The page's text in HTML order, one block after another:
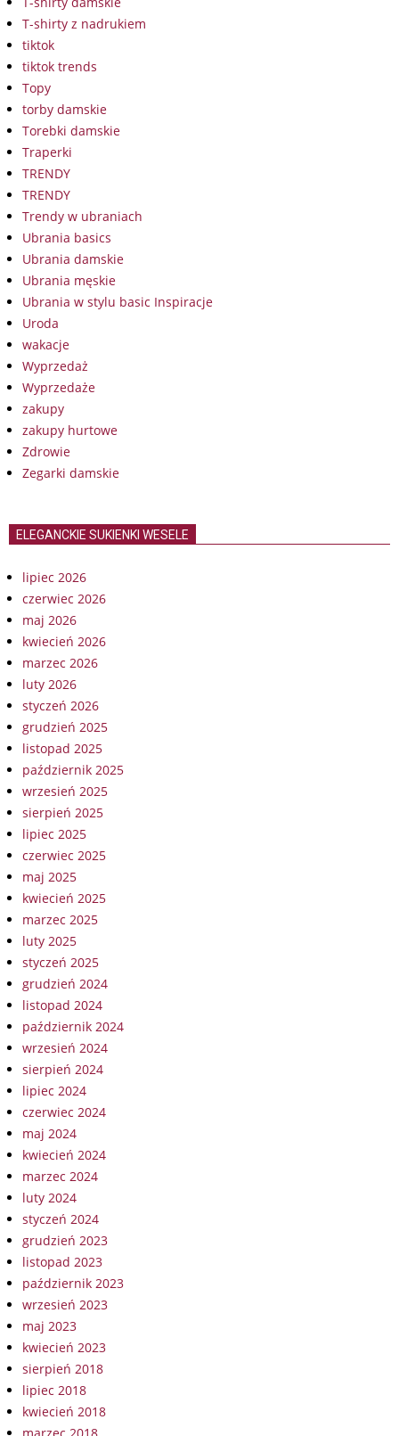
T-shirty z nadrukiem
tiktok
tiktok trends
Topy
torby damskie
Torebki damskie
Traperki
TRENDY
TRENDY
Trendy w ubraniach
Ubrania basics
Ubrania damskie
Ubrania męskie
Ubrania w stylu basic Inspiracje
Uroda
wakacje
Wyprzedaż
Wyprzedaże
zakupy
zakupy hurtowe
Zdrowie
Zegarki damskie
ELEGANCKIE SUKIENKI WESELE
lipiec 2026
czerwiec 2026
maj 2026
kwiecień 2026
marzec 2026
luty 2026
styczeń 2026
grudzień 2025
listopad 2025
październik 2025
wrzesień 2025
sierpień 2025
lipiec 2025
czerwiec 2025
maj 2025
kwiecień 2025
marzec 2025
luty 2025
styczeń 2025
grudzień 2024
listopad 2024
październik 2024
wrzesień 2024
sierpień 2024
lipiec 2024
czerwiec 2024
maj 2024
kwiecień 2024
marzec 2024
luty 2024
styczeń 2024
grudzień 2023
listopad 2023
październik 2023
wrzesień 2023
maj 2023
kwiecień 2023
sierpień 2018
lipiec 2018
kwiecień 2018